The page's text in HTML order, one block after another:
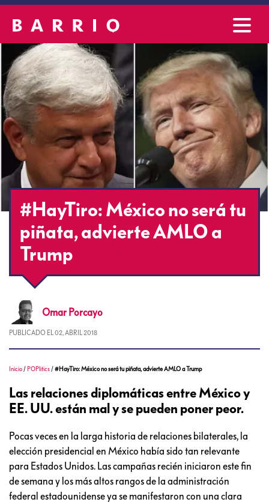
#HayTiro: México no será tu
piñata, advierte AMLO a
Trump
Omar Porcayo
PUBLICADO EL 02, ABRIL 2018
Inicio / POPlitics /#HayTiro: México no será tu piñata, advierte AMLO a Trump
Las relaciones diplomáticas entre México y
EE. UU. están mal y se pueden poner peor.
Pocas veces en la larga historia de relaciones bilaterales, la
elección presidencial en México había sido tan relevante
para Estados Unidos. Las campañas recién iniciaron este fin
de semana y los más altos rangos de la administración
federal estadounidense ya se manifestaron con una clara